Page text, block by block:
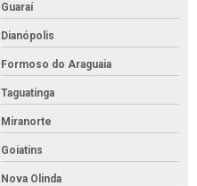
Guaraí
Dianópolis
Formoso do Araguaia
Taguatinga
Miranorte
Goiatins
Nova Olinda